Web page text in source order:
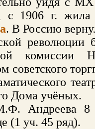
с 1906 г.
. В Россию
комиссии
Дома учёных.
8
(1 уч. 45 ряд).